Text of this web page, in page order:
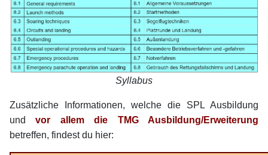
Syllabus
Zusätzliche Informationen, welche die SPL Ausbildung
undvor allem die TMG Ausbildung/Erweiterung
betreffen, findest du hier: